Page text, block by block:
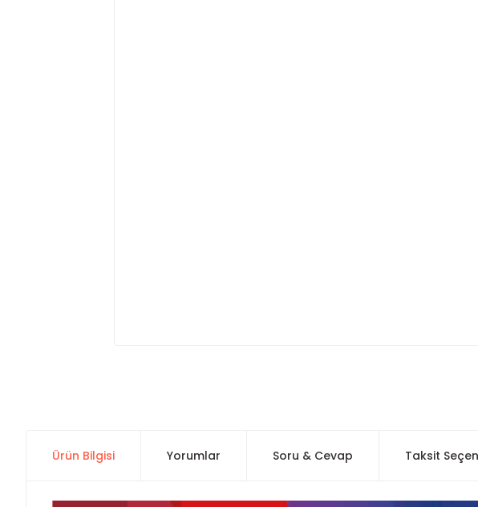
Ürün Bilgisi Yorumlar Soru & Cevap Taksit